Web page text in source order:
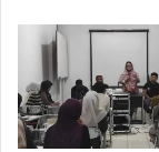
g
h
J
a
-
c
o
l